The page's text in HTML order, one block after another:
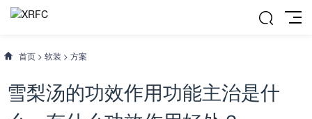
首页 > 软装 > 方案
雪梨汤的功效作用功能主治是什